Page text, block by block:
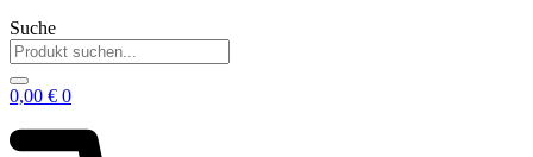
Suche
0,00 € 0